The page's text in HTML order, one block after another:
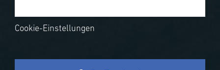
Cookie-Einstellungen